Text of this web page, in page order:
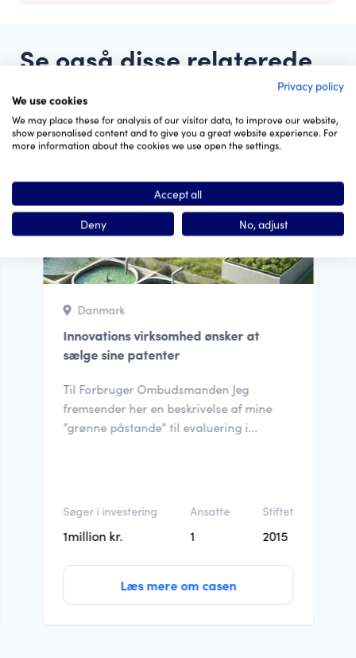
Se også disse relaterede
Danmark
Innovations virksomhed ønsker at
sælge sine patenter
Til Forbruger Ombudsmanden Jeg
fremsender her en beskrivelse af mine
”grønne påstande” til evaluering i...
Søger i investering
1million kr.
Ansatte
1
Stiftet
2015
Læs mere om casen
Privacy policy
We use cookies
We may place these for analysis of our visitor data, to improve our website,
show personalised content and to give you a great website experience. For
more information about the cookies we use open the settings.
Accept all
Deny
No, adjust